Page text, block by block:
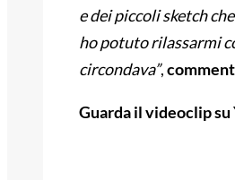
e dei piccoli sketch
ho potuto rilassarmi
circondava”,
Guarda il videoclip su